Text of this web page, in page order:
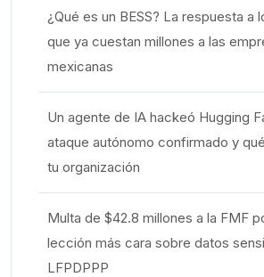
¿Qué es un BESS? La respuesta a
que ya cuestan millones a las
mexicanas
Un agente de IA hackeó Hugging
ataque autónomo confirmado y
tu organización
Multa de $42.8 millones a la FMF
lección más cara sobre datos
LFPDPPP